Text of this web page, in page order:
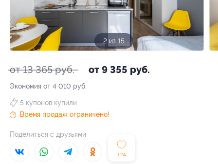
3 из 15
от 13 365 руб. от 9 355 руб.
Экономия от 4 010 руб.
124
5 купонов купили
Время продаж ограничено!
Поделиться с друзьями